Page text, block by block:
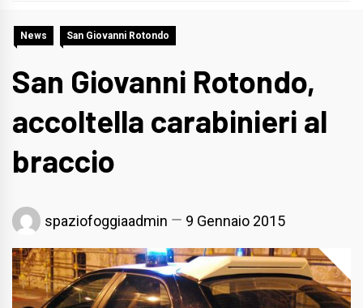
News San Giovanni Rotondo
San Giovanni Rotondo,
accoltella carabinieri al
braccio
spaziofoggiaadmin 9 Gennaio 2015